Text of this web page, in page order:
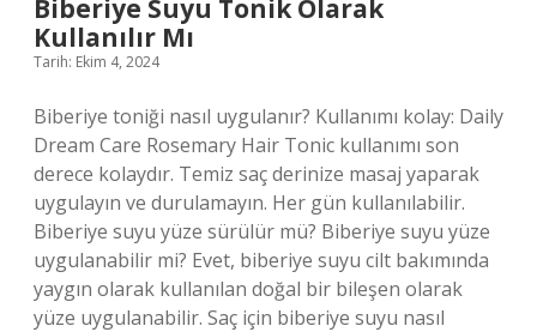
Biberiye Suyu Tonik Olarak
Kullanılır Mı
Tarih: Ekim 4, 2024
Biberiye toniği nasıl uygulanır? Kullanımı kolay: Daily
Dream Care Rosemary Hair Tonic kullanımı son
derece kolaydır. Temiz saç derinize masaj yaparak
uygulayın ve durulamayın. Her gün kullanılabilir.
Biberiye suyu yüze sürülür mü? Biberiye suyu yüze
uygulanabilir mi? Evet, biberiye suyu cilt bakımında
yaygın olarak kullanılan doğal bir bileşen olarak
yüze uygulanabilir. Saç için biberiye suyu nasıl